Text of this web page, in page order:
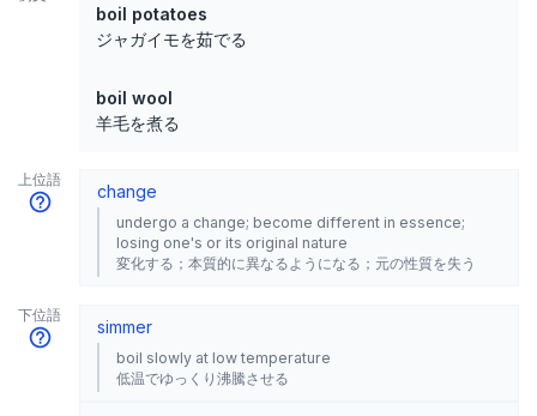
boil potatoes
ジャガイモを茹でる
boil wool
羊毛を煮る
上位語
change
undergo a change; become different in essence;
losing one's or its original nature
変化する；本質的に異なるようになる；元の性質を失う
下位語
simmer
boil slowly at low temperature
低温でゆっくり沸騰させる